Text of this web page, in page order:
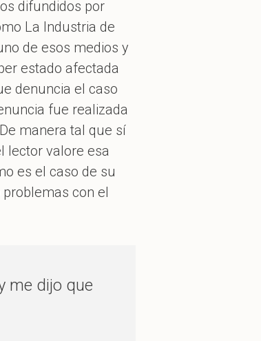
difundidos por
La Industria de
de esos medios y
estado afectada
denuncia el caso
fue realizada
manera tal que sí
lector valore esa
es el caso de su
con el
me dijo que